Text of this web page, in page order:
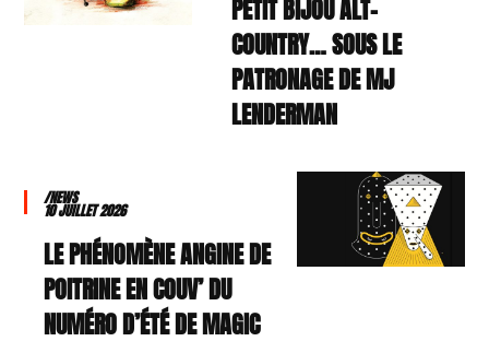
PETIT BIJOU ALT-
COUNTRY… SOUS LE
PATRONAGE DE MJ
LENDERMAN
/NEWS
10 JUILLET 2026
LE PHÉNOMÈNE ANGINE DE
POITRINE EN COUV’ DU
NUMÉRO D’ÉTÉ DE MAGIC